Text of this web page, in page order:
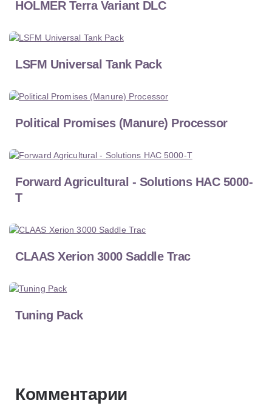
HOLMER Terra Variant DLC
LSFM Universal Tank Pack
Political Promises (Manure) Processor
Forward Agricultural - Solutions HAC 5000-
T
CLAAS Xerion 3000 Saddle Trac
Tuning Pack
Комментарии